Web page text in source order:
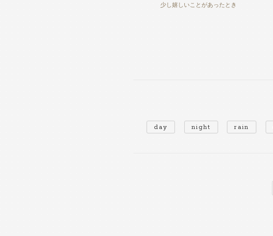
少し嬉しいことがあったとき
day night rain